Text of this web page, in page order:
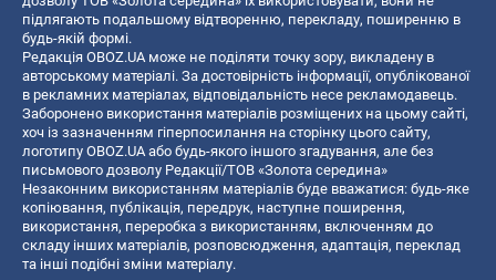
підлягають подальшому відтворенню, перекладу, поширенню в
будь-якій формі.
Редакція OBOZ.UA може не поділяти точку зору, викладену в
авторському матеріалі. За достовірність інформації, опублікованої
в рекламних матеріалах, відповідальність несе рекламодавець.
Заборонено використання матеріалів розміщених на цьому сайті,
хоч із зазначенням гіперпосилання на сторінку цього сайту,
логотипу OBOZ.UA або будь-якого іншого згадування, але без
письмового дозволу Редакції/ТОВ «Золота середина»
Незаконним використанням матеріалів буде вважатися: будь-яке
копiювання, публiкацiя, передрук, наступне поширення,
використання, переробка з використанням, включенням до
складу інших матеріалів, розповсюдження, адаптація, переклад
та інші подібні зміни матеріалу.